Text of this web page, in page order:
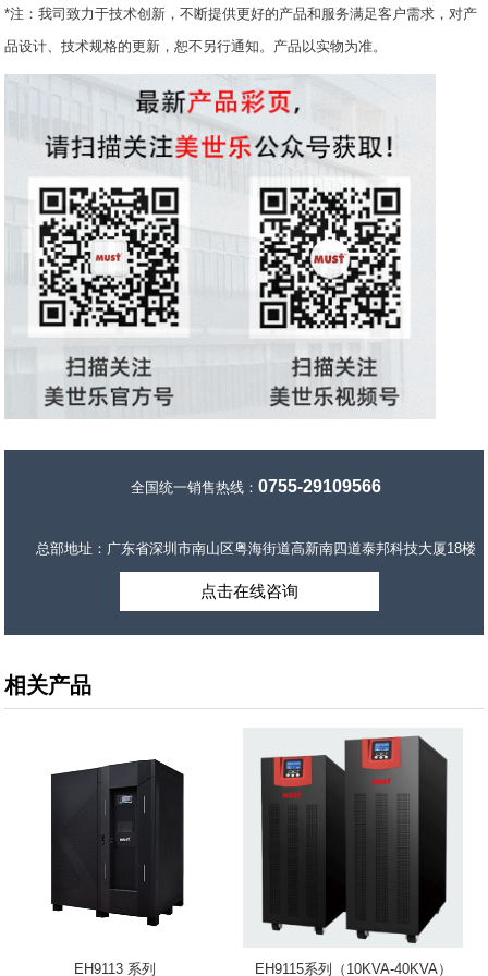
*注：我司致力于技术创新，不断提供更好的产品和服务满足客户需求，对产
品设计、技术规格的更新，恕不另行通知。产品以实物为准。
全国统一销售热线： 0755-29109566
总部地址：广东省深圳市南山区粤海街道高新南四道泰邦科技大厦18楼
点击在线咨询
相关产品
EH9113 系列 EH9115系列（10KVA-40KVA）